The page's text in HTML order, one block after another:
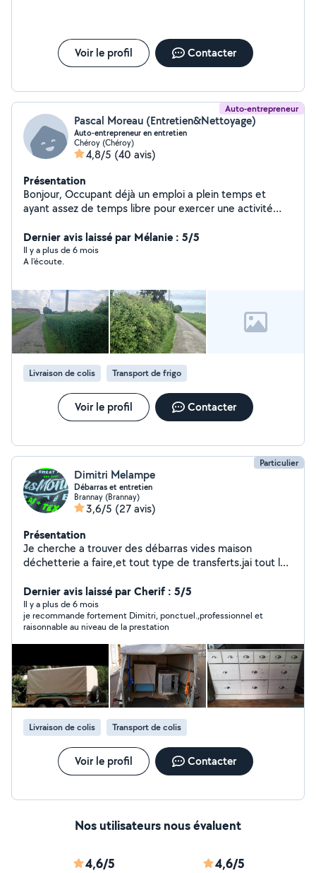
Voir le profil Contacter
Auto-entrepreneur
Pascal Moreau (Entretien&Nettoyage)
Auto-entrepreneur en entretien
Chéroy (Chéroy)
4,8/5 (40 avis)
Présentation
Bonjour, Occupant déjà un emploi a plein temps et
ayant assez de temps libre pour exercer une activité
propose mes services comme entretien nettoyage
intérieure /extérieur et livraison dans la mesure du
possible et capacité.
Dernier avis laissé par Mélanie : 5/5
Il y a plus de 6 mois
A l'écoute.
Livraison de colis Transport de frigo
Voir le profil Contacter
Particulier
Dimitri Melampe
Débarras et entretien
Brannay (Brannay)
3,6/5 (27 avis)
Présentation
Je cherche a trouver des débarras vides maison
déchetterie a faire,et tout type de transferts.jai tout le
Dernier avis laissé par Cherif : 5/5
Il y a plus de 6 mois
je recommande fortement Dimitri, ponctuel.,professionnel et
raisonnable au niveau de la prestation
Livraison de colis Transport de colis
Voir le profil Contacter
Nos utilisateurs nous évaluent
4,6/5 4,6/5